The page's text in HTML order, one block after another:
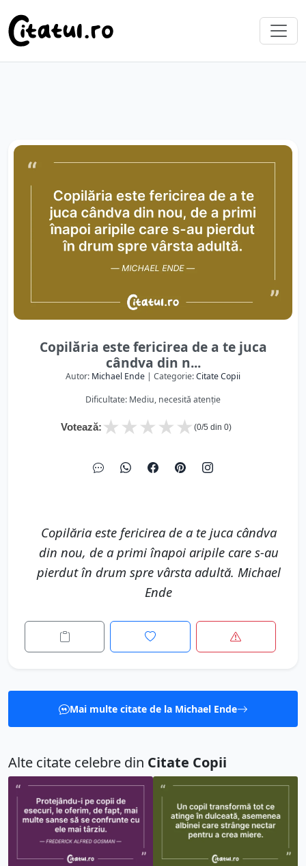
Copilăria este fericirea de a te juca
cândva din n...
Autor: Michael Ende | Categorie:Citate Copii
Dificultate: Mediu, necesită atenție
Votează: ★
★
★
★
★ (0/5 din 0)
Copilăria este fericirea de a te juca cândva
din nou, de a primi înapoi aripile care s-au
pierdut în drum spre vârsta adultă. Michael
Ende
Mai multe citate de la Michael Ende
Alte citate celebre din Citate Copii